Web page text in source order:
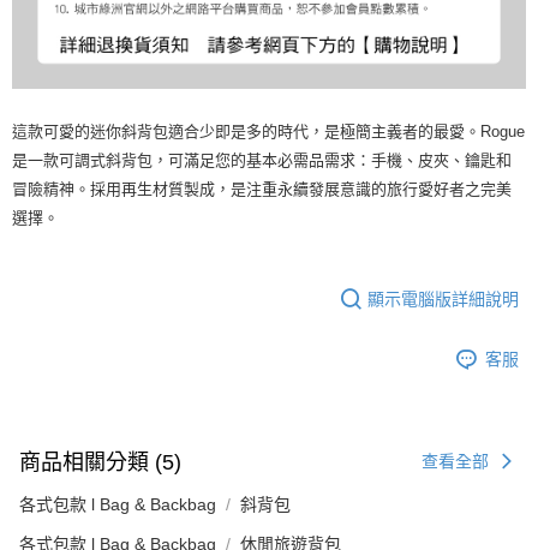
這款可愛的迷你斜背包適合少即是多的時代，是極簡主義者的最愛。Rogue
是一款可調式斜背包，可滿足您的基本必需品需求：手機、皮夾、鑰匙和
冒險精神。採用再生材質製成，是注重永續發展意識的旅行愛好者之完美
選擇。
顯示電腦版詳細說明
客服
商品相關分類 (5) 查看全部
各式包款 l Bag & Backbag 斜背包
各式包款 l Bag & Backbag 休閒旅遊背包